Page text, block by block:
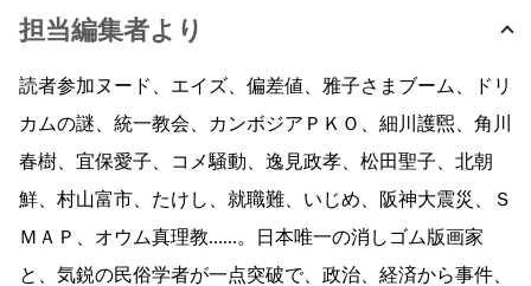
担当編集者より
読者参加ヌード、エイズ、偏差値、雅子さまブーム、ドリ
カムの謎、統一教会、カンボジアＰＫＯ、細川護煕、角川
春樹、宜保愛子、コメ騒動、逸見政孝、松田聖子、北朝
鮮、村山富市、たけし、就職難、いじめ、阪神大震災、Ｓ
ＭＡＰ、オウム真理教……。日本唯一の消しゴム版画家
と、気鋭の民俗学者が一点突破で、政治、経済から事件、